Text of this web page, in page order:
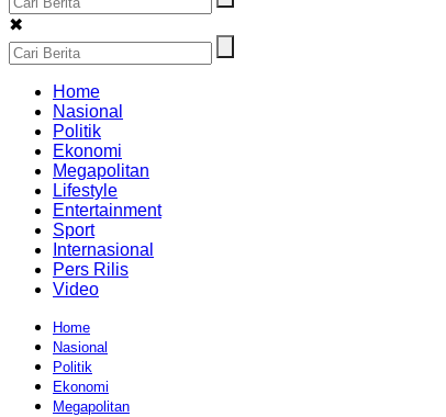
✖
Home
Nasional
Politik
Ekonomi
Megapolitan
Lifestyle
Entertainment
Sport
Internasional
Pers Rilis
Video
Home
Nasional
Politik
Ekonomi
Megapolitan